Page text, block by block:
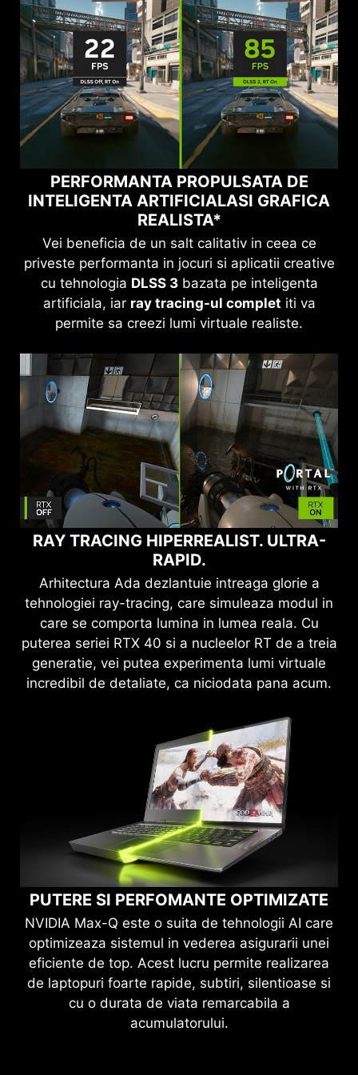
PERFORMANTA PROPULSATA DE
INTELIGENTA ARTIFICIALASI GRAFICA
REALISTA*
Vei beneficia de un salt calitativ in ceea ce
priveste performanta in jocuri si aplicatii creative
cu tehnologia DLSS 3bazata pe inteligenta
artificiala, iar ray tracing-ul complet iti va
permite sa creezi lumi virtuale realiste.
RAY TRACING HIPERREALIST. ULTRA-
RAPID.
Arhitectura Ada dezlantuie intreaga glorie a
tehnologiei ray-tracing, care simuleaza modul in
care se comporta lumina in lumea reala. Cu
puterea seriei RTX 40 si a nucleelor RT de a treia
generatie, vei putea experimenta lumi virtuale
incredibil de detaliate, ca niciodata pana acum.
PUTERE SI PERFOMANTE OPTIMIZATE
NVIDIA Max-Q este o suita de tehnologii AI care
optimizeaza sistemul in vederea asigurarii unei
eficiente de top. Acest lucru permite realizarea
de laptopuri foarte rapide, subtiri, silentioase si
cu o durata de viata remarcabila a
acumulatorului.